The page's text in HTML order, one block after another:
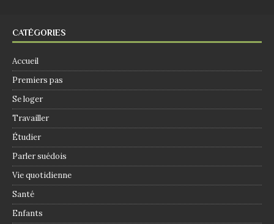
CATÉGORIES
Accueil
Premiers pas
Se loger
Travailler
Étudier
Parler suédois
Vie quotidienne
Santé
Enfants